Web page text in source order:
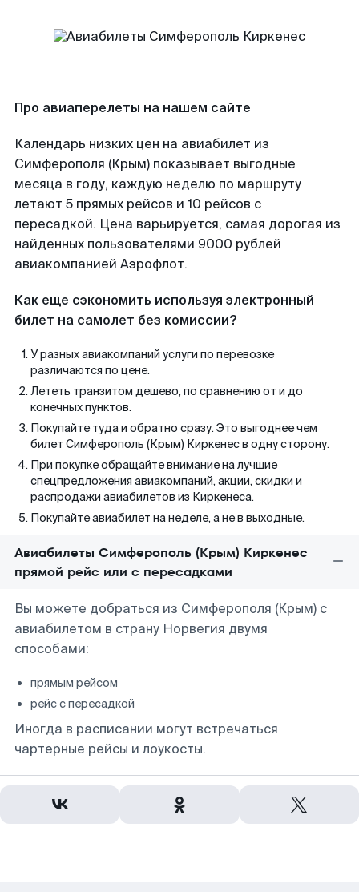
Про авиаперелеты на нашем сайте
Календарь низких цен на авиабилет из
Симферополя (Крым) показывает выгодные
месяца в году, каждую неделю по маршруту
летают 5 прямых рейсов и 10 рейсов с
пересадкой. Цена варьируется, самая дорогая из
найденных пользователями 9000 рублей
авиакомпанией Аэрофлот.
Как еще сэкономить используя электронный
билет на самолет без комиссии?
У разных авиакомпаний услуги по перевозке
различаются по цене.
Лететь транзитом дешево, по сравнению от и до
конечных пунктов.
Покупайте туда и обратно сразу. Это выгоднее чем
билет Симферополь (Крым) Киркенес в одну сторону.
При покупке обращайте внимание на лучшие
спецпредложения авиакомпаний, акции, скидки и
распродажи авиабилетов из Киркенеса.
Покупайте авиабилет на неделе, а не в выходные.
Авиабилеты Симферополь (Крым) Киркенес
прямой рейс или с пересадками
Вы можете добраться из Симферополя (Крым) с
авиабилетом в страну Норвегия двумя
способами:
прямым рейсом
рейс с пересадкой
Иногда в расписании могут встречаться
чартерные рейсы и лоукосты.